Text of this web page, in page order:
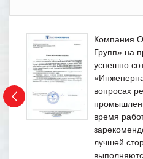
Компания
Групп» на
успешно
вопросах
время
лучшей